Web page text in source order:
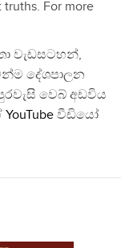
For more
වැඩසටහන්,
දේශපාලන
වෙබ් අඩවිය
YouTube වීඩියෝ